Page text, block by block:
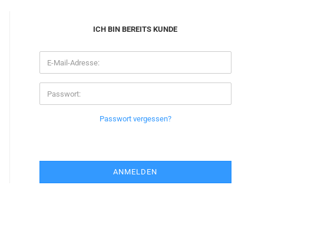
Passwort vergessen?ICH BIN BEREITS KUNDE
Passwort vergessen?